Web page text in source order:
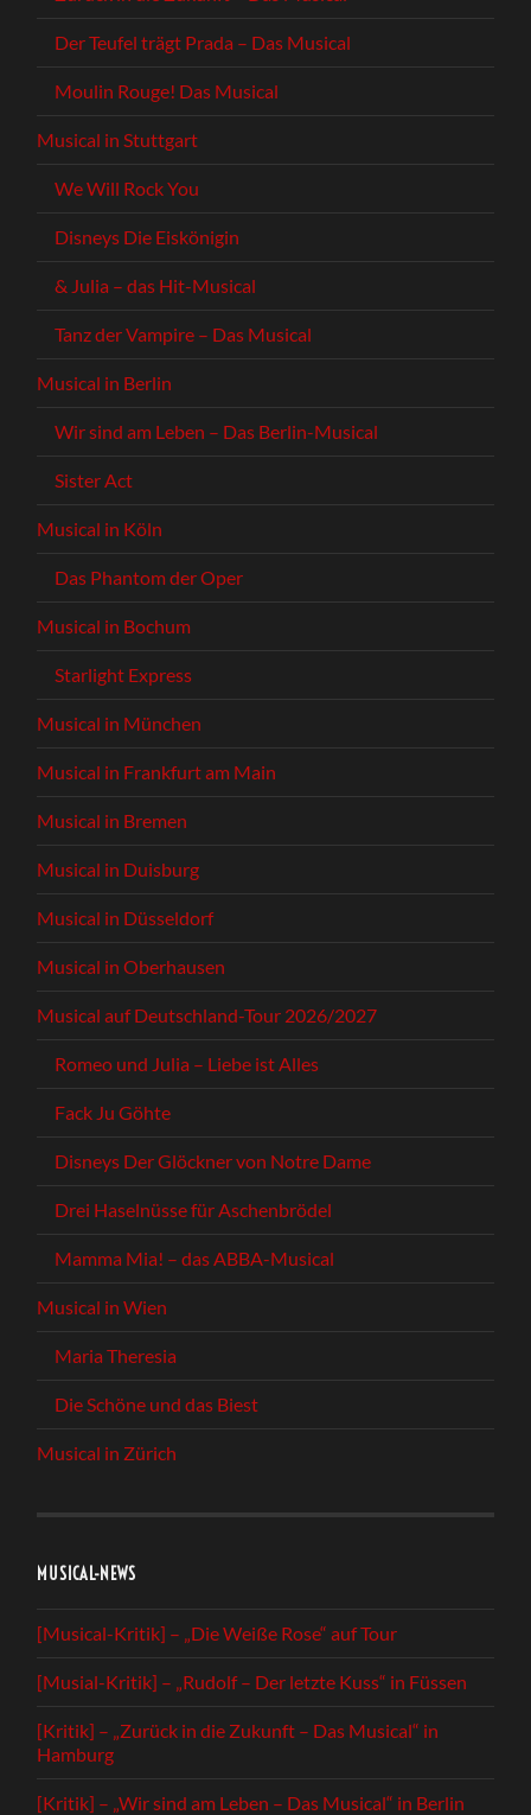
Der Teufel trägt Prada – Das Musical
Moulin Rouge! Das Musical
Musical in Stuttgart
We Will Rock You
Disneys Die Eiskönigin
& Julia – das Hit-Musical
Tanz der Vampire – Das Musical
Musical in Berlin
Wir sind am Leben – Das Berlin-Musical
Sister Act
Musical in Köln
Das Phantom der Oper
Musical in Bochum
Starlight Express
Musical in München
Musical in Frankfurt am Main
Musical in Bremen
Musical in Duisburg
Musical in Düsseldorf
Musical in Oberhausen
Musical auf Deutschland-Tour 2026/2027
Romeo und Julia – Liebe ist Alles
Fack Ju Göhte
Disneys Der Glöckner von Notre Dame
Drei Haselnüsse für Aschenbrödel
Mamma Mia! – das ABBA-Musical
Musical in Wien
Maria Theresia
Die Schöne und das Biest
Musical in Zürich
MUSICAL-NEWS
[Musical-Kritik] – „Die Weiße Rose“ auf Tour
[Musial-Kritik] – „Rudolf – Der letzte Kuss“ in Füssen
[Kritik] – „Zurück in die Zukunft – Das Musical“ in
Hamburg
[Kritik] – „Wir sind am Leben – Das Musical“ in Berlin